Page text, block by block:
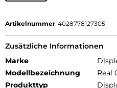
Artikelnummer 4028778127305
Zusätzliche Informationen
Marke
Modellbezeichnung
Real
Produkttyp